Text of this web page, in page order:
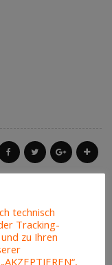
technisch
Tracking-
zu Ihren